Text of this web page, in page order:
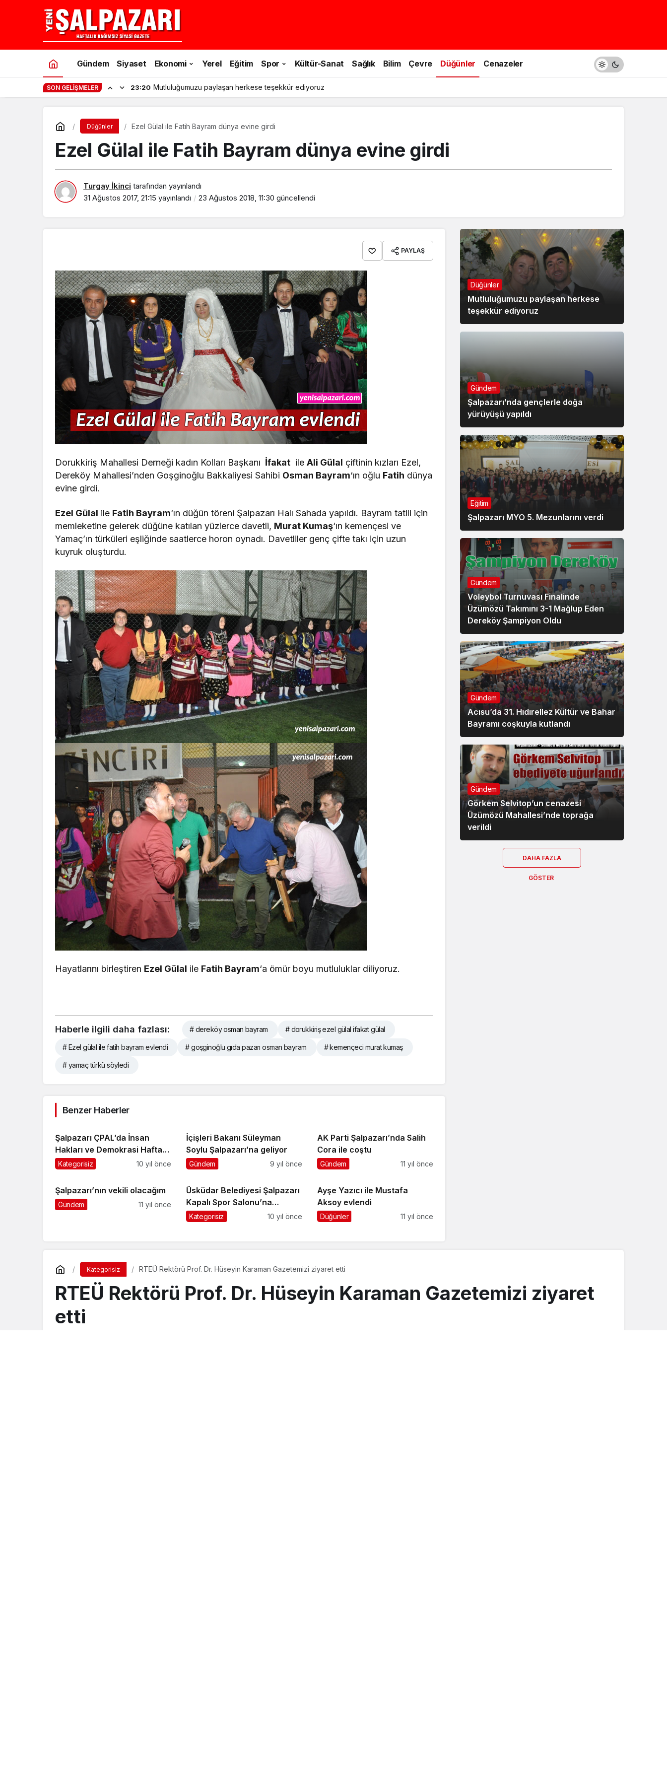
Gündem Siyaset Ekonomi Yerel Eğitim Spor Kültür-Sanat Sağlık Bilim Çevre Düğünler Cenazeler
SON GELIŞMELER 23:20 Mutluluğumuzu paylaşan herkese teşekkür ediyoruz
Düğünler Ezel Gülal ile Fatih Bayram dünya evine girdi
Ezel Gülal ile Fatih Bayram dünya evine girdi
Turgay İkinci tarafından yayınlandı
31 Ağustos 2017, 21:15 yayınlandı 23 Ağustos 2018, 11:30 güncellendi
PAYLAŞ
Dorukkiriş Mahallesi Derneği kadın Kolları Başkanı İfakat ileAli Gülal çiftinin kızları Ezel,
Dereköy Mahallesi’nden Goşginoğlu Bakkaliyesi Sahibi Osman Bayram‘ın oğlu Fatih dünya
evine girdi.
Ezel Gülal ile Fatih Bayram‘ın düğün töreni Şalpazarı Halı Sahada yapıldı. Bayram tatili için
memleketine gelerek düğüne katılan yüzlerce davetli, Murat Kumaş‘ın kemençesi ve
Yamaç’ın türküleri eşliğinde saatlerce horon oynadı. Davetliler genç çifte takı için uzun
kuyruk oluşturdu.
Hayatlarını birleştiren Ezel Gülal ile Fatih Bayram‘a ömür boyu mutluluklar diliyoruz.
Haberle ilgili daha fazlası: # dereköy osman bayram # dorukkiriş ezel gülal ifakat gülal
# Ezel gülal ile fatih bayram evlendi # goşginoğlu gıda pazarı osman bayram # kemençeci murat kumaş
# yamaç türkü söyledi
Benzer Haberler
Şalpazarı ÇPAL’da İnsan
Hakları ve Demokrasi Haftası
kutlandı
Kategorisiz 10 yıl önce
İçişleri Bakanı Süleyman
Soylu Şalpazarı’na geliyor
Gündem 9 yıl önce
AK Parti Şalpazarı’nda Salih
Cora ile coştu
Gündem 11 yıl önce
Şalpazarı’nın vekili olacağım
Gündem 11 yıl önce
Üsküdar Belediyesi Şalpazarı
Kapalı Spor Salonu’na
malzeme yardımı yaptı
Kategorisiz 10 yıl önce
Ayşe Yazıcı ile Mustafa
Aksoy evlendi
Düğünler 11 yıl önce
Düğünler
Mutluluğumuzu paylaşan herkese
teşekkür ediyoruz
Gündem
Şalpazarı’nda gençlerle doğa
yürüyüşü yapıldı
Eğitim
Şalpazarı MYO 5. Mezunlarını verdi
Gündem
Voleybol Turnuvası Finalinde
Üzümözü Takımını 3-1 Mağlup Eden
Dereköy Şampiyon Oldu
Gündem
Acısu’da 31. Hıdırellez Kültür ve Bahar
Bayramı coşkuyla kutlandı
Gündem
Görkem Selvitop’un cenazesi
Üzümözü Mahallesi’nde toprağa
verildi
DAHA FAZLA
GÖSTER
Kategorisiz RTEÜ Rektörü Prof. Dr. Hüseyin Karaman Gazetemizi ziyaret etti
RTEÜ Rektörü Prof. Dr. Hüseyin Karaman Gazetemizi ziyaret
etti